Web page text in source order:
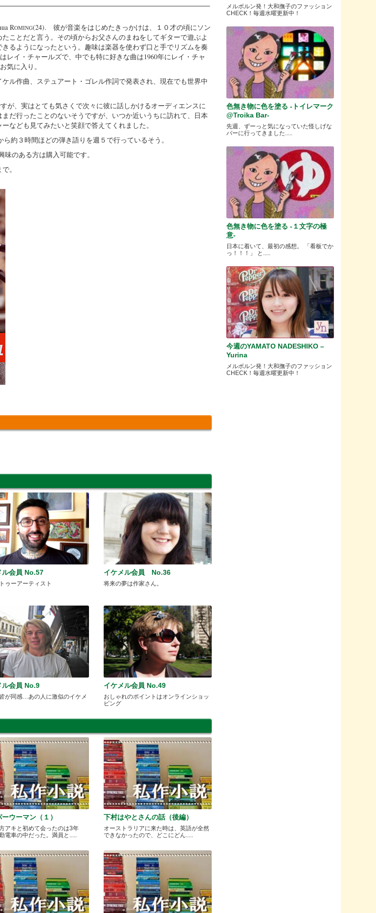
ROMING(24). 彼が音楽をはじめたきっかけは、１０才の頃にソン
たことだと言う。その頃からお父さんのまねをしてギターで遊ぶよ
るようになったという。 趣味は楽器を使わず口と手でリズムを奏
イ・チャールズで、中でも特に好きな曲は1960年にレイ・チャ
気に入り。
ル作曲、ステュアート・ゴレル作詞で発表され、現在でも世界中
が、実はとても気さくで次々に彼に話しかけるオーディエンスに
だ行ったことのないそうですが、いつか近いうちに訪れて、日本
なども見てみたいと笑顔で答えてくれました。
約３時間ほどの弾き語りを週５で行っているそう。
のある方は購入可能です。
。
ル会員 No.57
ゥーアーティスト
イケメル会員 No.36
将来の夢は作家さん。
ル会員 No.9
が同感…あの人に激似のイケメ
イケメル会員 No.49
おしゃれのポイントはオンラインショッ
ピング
ーウーマン（１）
アキと初めて会ったのは3年
電車の中だった。満員と.....
下村はやとさんの話（後編）
オーストラリアに来た時は、英語が全然
できなかったので、どこにどん.....
メルボルン発！大和撫子のファッション
CHECK！毎週水曜更新中！
色無き物に色を塗る -トイレマーク
@Troika Bar-
先週、ずーっと気になっていた怪しげな
バーに行ってきました.....
色無き物に色を塗る -１文字の極
意-
日本に着いて、最初の感想。 「看板でか
っ！！！」 と.....
今週のYAMATO NADESHIKO –
Yurina
メルボルン発！大和撫子のファッション
CHECK！毎週水曜更新中！